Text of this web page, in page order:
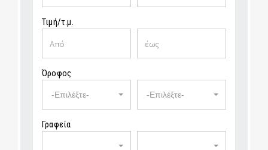
Τιμή/τ.μ.
Όροφος
-Επιλέξτε- -Επιλέξτε-
Γραφεία